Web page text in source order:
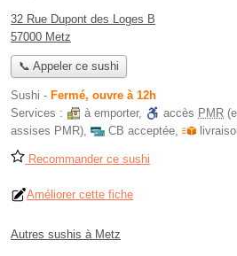
32 Rue Dupont des Loges B
57000 Metz
📞 Appeler ce sushi
Sushi - Fermé, ouvre à 12h
Services :
à emporter, accès PMR
assises PMR), CB acceptée,
Recommander ce sushi
Améliorer cette fiche
Autres sushis à Metz